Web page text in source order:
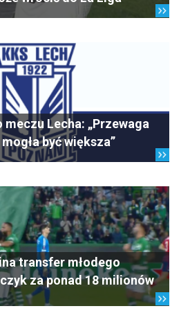
meczu Lecha: „Przewaga
być większa”
transfer młodego
za ponad 18 milionów